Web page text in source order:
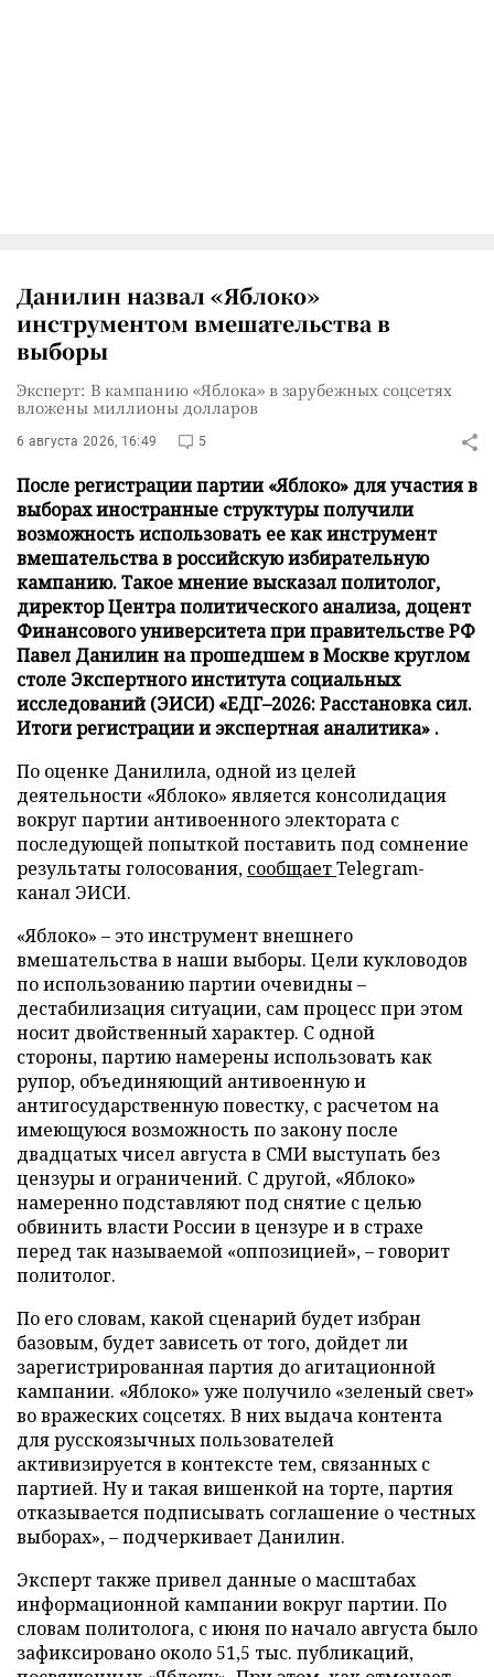
Данилин назвал «Яблоко»
инструментом вмешательства в
выборы
Эксперт: В кампанию «Яблока» в зарубежных соцсетях
вложены миллионы долларов
6 августа 2026, 16:49 5
После регистрации партии «Яблоко» для участия в
выборах иностранные структуры получили
возможность использовать ее как инструмент
вмешательства в российскую избирательную
кампанию. Такое мнение высказал политолог,
директор Центра политического анализа, доцент
Финансового университета при правительстве РФ
Павел Данилин на прошедшем в Москве круглом
столе Экспертного института социальных
исследований (ЭИСИ) «ЕДГ–2026: Расстановка сил.
Итоги регистрации и экспертная аналитика» .
По оценке Данилила, одной из целей
деятельности «Яблоко» является консолидация
вокруг партии антивоенного электората с
последующей попыткой поставить под сомнение
результаты голосования, сообщаетTelegram-
канал ЭИСИ.
«Яблоко» – это инструмент внешнего
вмешательства в наши выборы. Цели кукловодов
по использованию партии очевидны –
дестабилизация ситуации, сам процесс при этом
носит двойственный характер. С одной
стороны, партию намерены использовать как
рупор, объединяющий антивоенную и
антигосударственную повестку, с расчетом на
имеющуюся возможность по закону после
двадцатых чисел августа в СМИ выступать без
цензуры и ограничений. С другой, «Яблоко»
намеренно подставляют под снятие с целью
обвинить власти России в цензуре и в страхе
перед так называемой «оппозицией», – говорит
политолог.
По его словам, какой сценарий будет избран
базовым, будет зависеть от того, дойдет ли
зарегистрированная партия до агитационной
кампании. «Яблоко» уже получило «зеленый свет»
во вражеских соцсетях. В них выдача контента
для русскоязычных пользователей
активизируется в контексте тем, связанных с
партией. Ну и такая вишенкой на торте, партия
отказывается подписывать соглашение о честных
выборах», – подчеркивает Данилин.
Эксперт также привел данные о масштабах
информационной кампании вокруг партии. По
словам политолога, с июня по начало августа было
зафиксировано около 51,5 тыс. публикаций,